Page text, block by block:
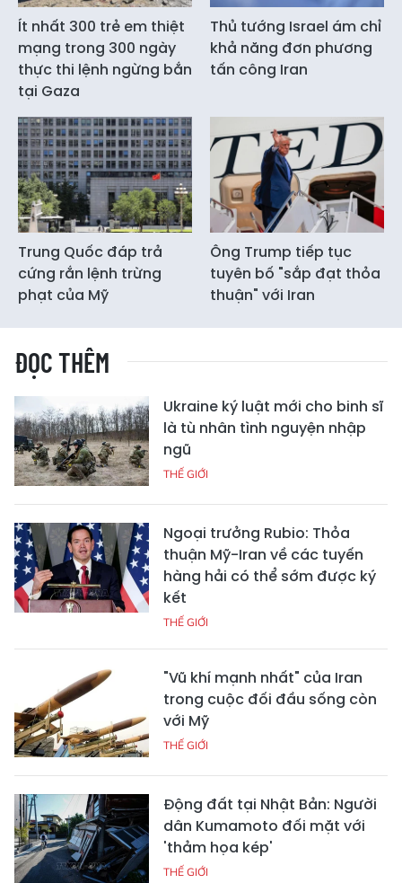
Ít nhất 300 trẻ em thiệt
mạng trong 300 ngày
thực thi lệnh ngừng bắn
tại Gaza
Thủ tướng Israel ám chỉ
khả năng đơn phương
tấn công Iran
Trung Quốc đáp trả
cứng rắn lệnh trừng
phạt của Mỹ
Ông Trump tiếp tục
tuyên bố "sắp đạt thỏa
thuận" với Iran
ĐỌC THÊM
Ukraine ký luật mới cho binh sĩ
là tù nhân tình nguyện nhập
ngũ
THẾ GIỚI
Ngoại trưởng Rubio: Thỏa
thuận Mỹ-Iran về các tuyến
hàng hải có thể sớm được ký
kết
THẾ GIỚI
"Vũ khí mạnh nhất" của Iran
trong cuộc đối đầu sống còn
với Mỹ
THẾ GIỚI
Động đất tại Nhật Bản: Người
dân Kumamoto đối mặt với
'thảm họa kép'
THẾ GIỚI